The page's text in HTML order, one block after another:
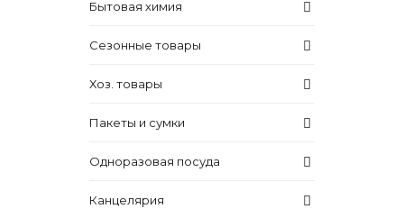
Бытовая химия
Сезонные товары
Хоз. товары
Пакеты и сумки
Одноразовая посуда
Канцелярия